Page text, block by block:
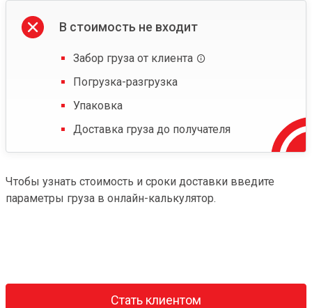
В стоимость не входит
Забор груза от клиента
Погрузка-разгрузка
Упаковка
Доставка груза до получателя
Чтобы узнать стоимость и сроки доставки введите
параметры груза в онлайн-калькулятор.
Стать клиентом